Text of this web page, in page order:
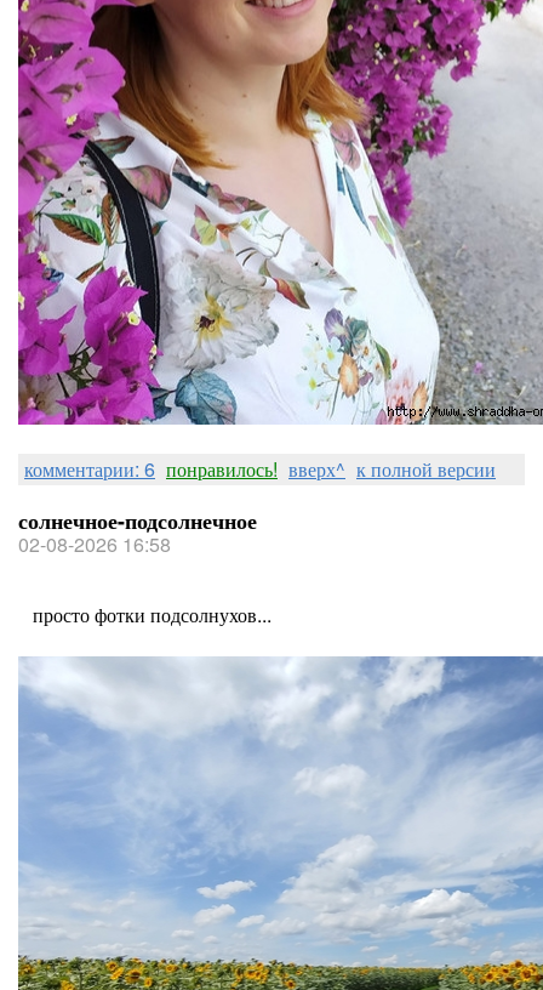
комментарии: 6 понравилось! вверх^ к полной версии
солнечное-подсолнечное
02-08-2026 16:58
просто фотки подсолнухов...